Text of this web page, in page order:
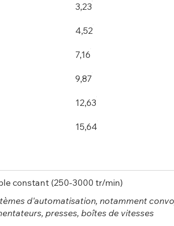
3,23
4,52
7,16
9,87
12,63
15,64
constant (250-3000 tr/min)
d'automatisation, notamment
presses, boîtes de vitesses